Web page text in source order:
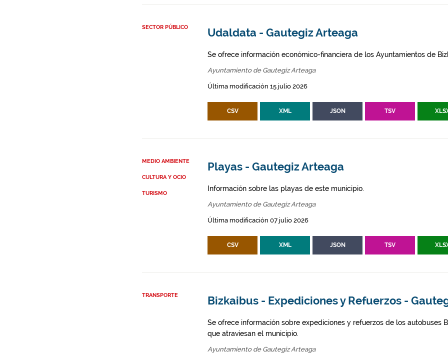
SECTOR PÚBLICO Udaldata - Gautegiz Arteaga
Se ofrece información económico-financiera de los Ayuntamientos de
Ayuntamiento de Gautegiz Arteaga
Última modificación 15 julio 2026
CSV XML JSON TSV
MEDIO AMBIENTE
CULTURA Y OCIO
TURISMO
Playas - Gautegiz Arteaga
Información sobre las playas de este municipio.
Ayuntamiento de Gautegiz Arteaga
Última modificación 07 julio 2026
CSV XML JSON TSV
TRANSPORTE Bizkaibus - Expediciones y Refuerzos -
Se ofrece información sobre expediciones y refuerzos de los autobuses
que atraviesan el municipio.
Ayuntamiento de Gautegiz Arteaga